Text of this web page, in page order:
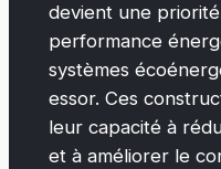
devient une
performance
systèmes
essor. Ces
leur capacité à
et à améliorer le